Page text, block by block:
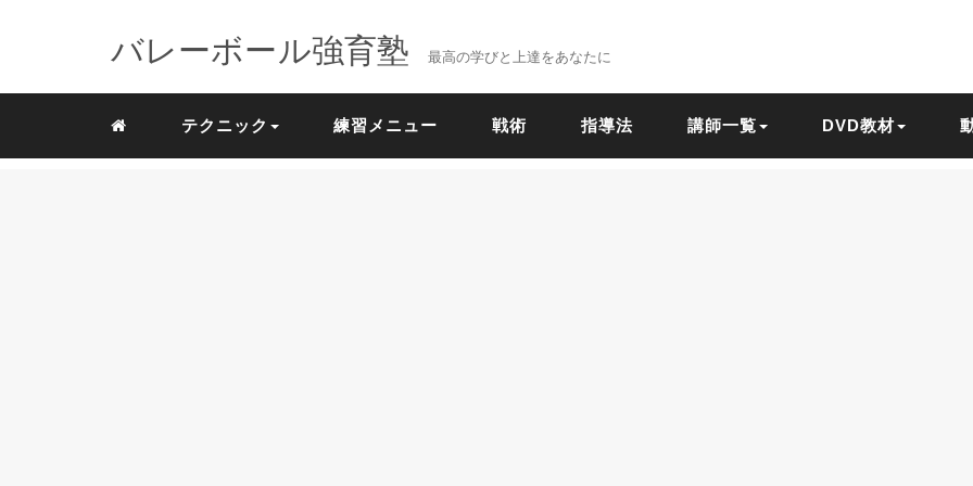
バレーボール強育塾 最高の学びと上達をあなたに
テクニック 練習メニュー 戦術 指導法 講師一覧 DVD教材